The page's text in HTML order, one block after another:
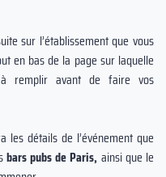
sur l’établissement que vous
en bas de la page sur laquelle
remplir avant de faire vos
détails de l’événement que
bars pubs de Paris, ainsi que le